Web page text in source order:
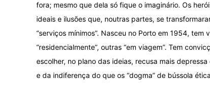
fora; mesmo que dela só fique o imaginário. Os
ideais e ilusões que, noutras partes, se
“serviços mínimos”. Nasceu no Porto em 1954,
“residencialmente”, outras “em viagem”. Tem
escolher, no plano das ideias, recusa mais
e da indiferença do que os “dogma” de bússola